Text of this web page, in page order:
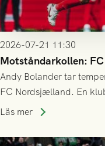
2026-07-21 11:30
Motståndarkollen:
Andy Bolander tar
FC Nordsjælland. En
publiksnitt, ett lag med
Läs mer